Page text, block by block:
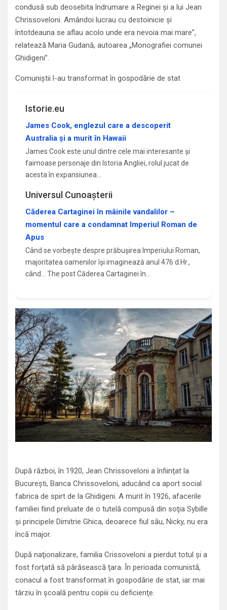
condusă sub deosebita îndrumare a Reginei şi a lui Jean
Chrissoveloni. Amândoi lucrau cu destoinicie şi
întotdeauna se aflau acolo unde era nevoia mai mare”,
relatează Maria Gudană, autoarea „Monografiei comunei
Ghidigeni”.
Comuniștii l-au transformat în gospodărie de stat
Istorie.eu
James Cook, englezul care a descoperit
Australia și a murit în Hawaii
James Cook este unul dintre cele mai interesante și
faimoase personaje din Istoria Angliei, rolul jucat de
acesta în expansiunea…
Universul Cunoașterii
Căderea Cartaginei în mâinile vandalilor –
momentul care a condamnat Imperiul Roman de
Apus
Când se vorbește despre prăbușirea Imperiului Roman,
majoritatea oamenilor își imaginează anul 476 d.Hr.,
când... The post Căderea Cartaginei în…
După război, în 1920, Jean Chrissoveloni a înfiinţat la
Bucureşti, Banca Chrissoveloni, aducând ca aport social
fabrica de spirt de la Ghidigeni. A murit în 1926, afacerile
familiei fiind preluate de o tutelă compusă din soţia Sybille
şi principele Dimitrie Ghica, deoarece fiul său, Nicky, nu era
încă major.
După naţionalizare, familia Crissoveloni a pierdut totul şi a
fost forţată să părăsească ţara. În perioada comunistă,
conacul a fost transformat în gospodărie de stat, iar mai
târziu în şcoală pentru copiii cu deficienţe.